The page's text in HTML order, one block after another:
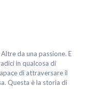
da una passione. E
in qualcosa di
di attraversare il
Questa è la storia di